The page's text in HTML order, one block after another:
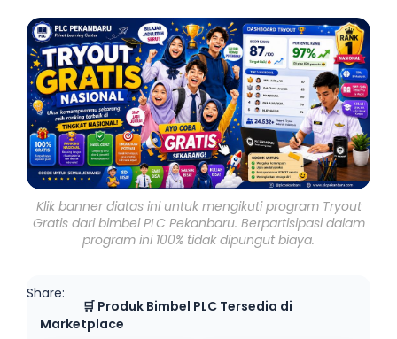
Klik banner diatas ini untuk mengikuti program Tryout
Gratis dari bimbel PLC Pekanbaru. Berpartisipasi dalam
program ini 100% tidak dipungut biaya.
Share:
🛒 Produk Bimbel PLC Tersedia di
Marketplace